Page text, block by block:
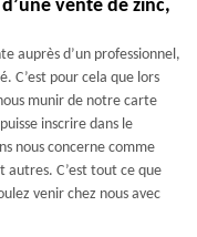
vente de zinc,
auprès d’un professionnel,
C’est pour cela que lors
munir de notre carte
inscrire dans le
nous concerne comme
autres. C’est tout ce que
venir chez nous avec